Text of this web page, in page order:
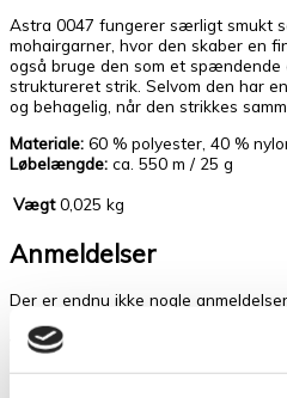
Astra 0047 fungerer særligt smukt
mohairgarner, hvor den skaber en
også bruge den som et spændende
struktureret strik. Selvom den har
og behagelig, når den strikkes
Materiale: 60 % polyester, 40 %
Løbelængde: ca. 550 m / 25 g
Vægt 0,025 kg
Anmeldelser
Der er endnu ikke nogle anmeldelser.
Vær den første til at